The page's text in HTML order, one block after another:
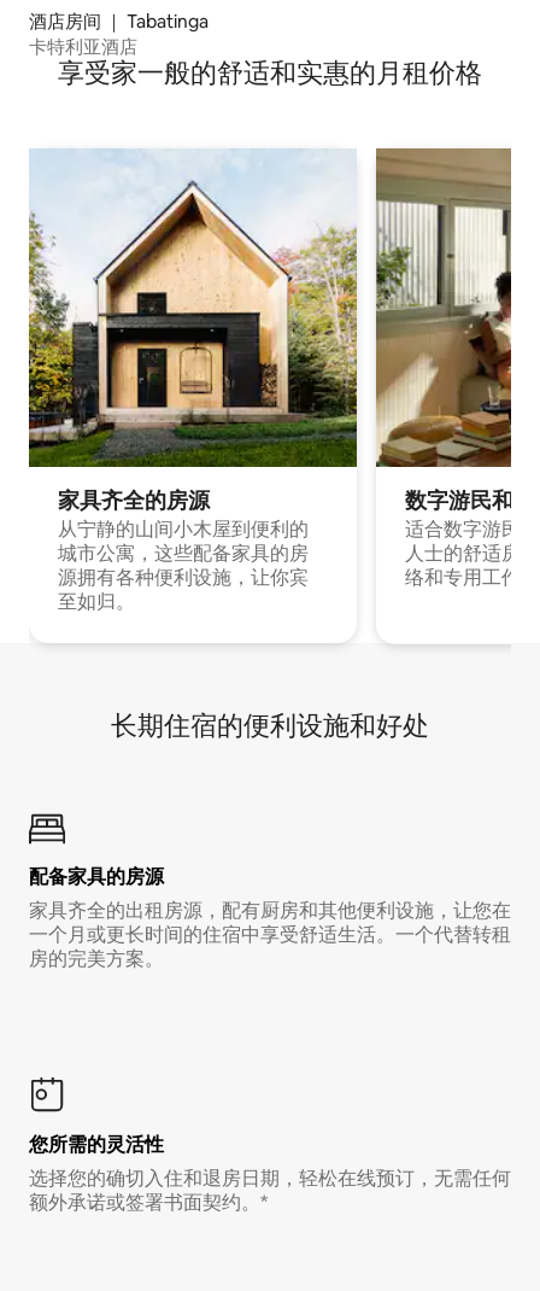
酒店房间 ｜ Tabatinga
卡特利亚酒店
享受家一般的舒适和实惠的月租价格
家具齐全的房源
从宁静的山间小木屋到便利的
城市公寓，这些配备家具的房
源拥有各种便利设施，让你宾
至如归。
数字游民和
适合数字游民
人士的舒适房
络和专用工作
长期住宿的便利设施和好处
配备家具的房源
家具齐全的出租房源，配有厨房和其他便利设施，让您在
一个月或更长时间的住宿中享受舒适生活。一个代替转租
房的完美方案。
您所需的灵活性
选择您的确切入住和退房日期，轻松在线预订，无需任何
额外承诺或签署书面契约。*